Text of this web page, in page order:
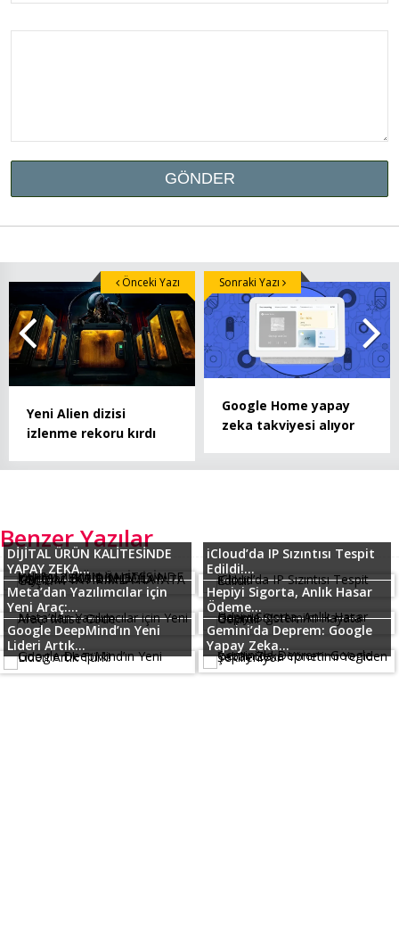
Yeni Alien dizisi
izlenme rekoru kırdı
Önceki Yazı
Google Home yapay
zeka takviyesi alıyor
Sonraki Yazı
Benzer Yazılar
DİJİTAL ÜRÜN KALİTESİNDE
YAPAY ZEKA...
iCloud’da IP Sızıntısı Tespit
Edildi!...
Meta’dan Yazılımcılar için
Yeni Araç:...
Hepiyi Sigorta, Anlık Hasar
Ödeme...
Google DeepMind’ın Yeni
Lideri Artık...
Gemini’da Deprem: Google
Yapay Zeka...